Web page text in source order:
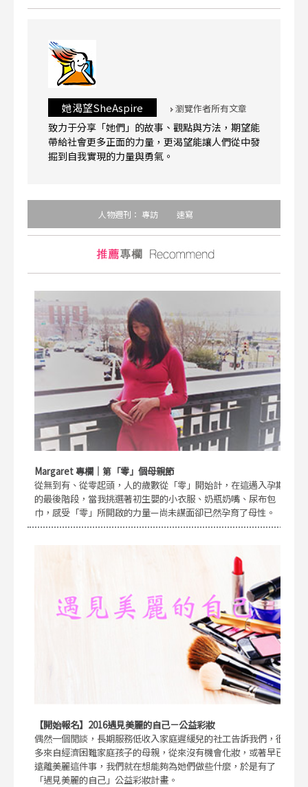
她渴望SheAspire 瀏覽作者所有文章
致力于分享「她們」的故事、觀點與方法，期望能
帶給社會更多正面的力量，更渴望能讓人們從中發
掘到自我實現的力量與勇氣。
人物週刊： 專訪 速寫
Margaret 專欄｜第「零」個母親節
從無到有、從零起頭，人的歲數從「零」開始計，在這邁入孕期
的最後階段，當我挑選著初生嬰的小衣服、奶瓶奶嘴、尿布包
巾，感受「零」所開啟的力量—尚未謀面卻已然孕育了母性。
【開始報名】2016遇見美麗的自己－公益彩妝
偶然一個閒談，長期服務低收入家庭遲緩兒的社工告訴我們，很
多來自經濟困難家庭孩子的母親，從來沒有機會化妝，或著早已
遠離美麗這件事，我們就在想能夠為她們做些什麼，於是有了
「遇見美麗的自己」公益彩妝計畫。